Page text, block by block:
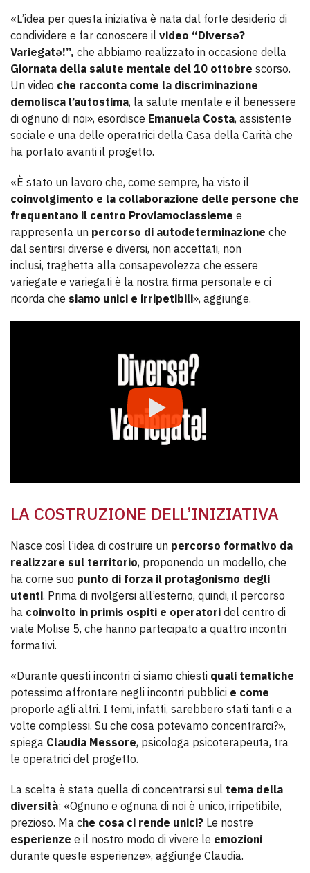
«L’idea per questa iniziativa è nata dal forte desiderio di
condividere e far conoscere il video “Diversə?
Variegatə!”, che abbiamo realizzato in occasione della
Giornata della salute mentale del 10 ottobre scorso.
Un video che racconta come la discriminazione
demolisca l’autostima, la salute mentale e il benessere
di ognuno di noi», esordisce Emanuela Costa, assistente
sociale e una delle operatrici della Casa della Carità che
ha portato avanti il progetto.
«È stato un lavoro che, come sempre, ha visto il
coinvolgimento e la collaborazione delle persone che
frequentano il centro Proviamociassieme e
rappresenta un percorso di autodeterminazione che
dal sentirsi diverse e diversi, non accettati, non
inclusi, traghetta alla consapevolezza che essere
variegate e variegati è la nostra firma personale e ci
ricorda che siamo unici e irripetibili», aggiunge.
LA COSTRUZIONE DELL’INIZIATIVA
Nasce così l’idea di costruire un percorso formativo da
realizzare sul territorio, proponendo un modello, che
ha come suo punto di forza il protagonismo degli
utenti. Prima di rivolgersi all’esterno, quindi, il percorso
ha coinvolto in primis ospiti e operatori del centro di
viale Molise 5, che hanno partecipato a quattro incontri
formativi.
«Durante questi incontri ci siamo chiesti quali tematiche
potessimo affrontare negli incontri pubblici e come
proporle agli altri. I temi, infatti, sarebbero stati tanti e a
volte complessi. Su che cosa potevamo concentrarci?»,
spiega Claudia Messore, psicologa psicoterapeuta, tra
le operatrici del progetto.
La scelta è stata quella di concentrarsi sul tema della
diversità: «Ognuno e ognuna di noi è unico, irripetibile,
prezioso. Ma che cosa ci rende unici? Le nostre
esperienze e il nostro modo di vivere le emozioni
durante queste esperienze», aggiunge Claudia.